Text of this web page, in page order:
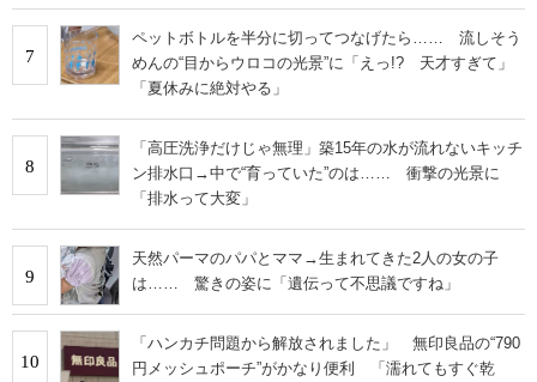
7
ペットボトルを半分に切ってつなげたら…… 流しそう
めんの“目からウロコの光景”に「えっ!? 天才すぎて」
「夏休みに絶対やる」
8
「高圧洗浄だけじゃ無理」築15年の水が流れないキッチ
ン排水口→中で“育っていた”のは…… 衝撃の光景に
「排水って大変」
9
天然パーマのパパとママ→生まれてきた2人の女の子
は…… 驚きの姿に「遺伝って不思議ですね」
10
「ハンカチ問題から解放されました」 無印良品の“790
円メッシュポーチ”がかなり便利 「濡れてもすぐ乾